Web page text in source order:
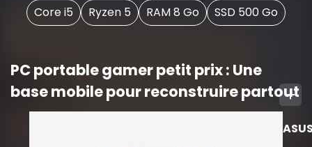
Core i5
Ryzen 5 RAM 8 Go SSD 500 Go
PC portable gamer petit prix : Une
base mobile pour reconstruire partout